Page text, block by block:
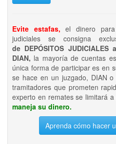
Evite estafas, el dinero
judiciales se consigna
de DEPÓSITOS
DIAN, la mayoría de cuentas
única forma de participar es en
se hace en un juzgado, DIAN
tramitadores que prometen
experto en remates se limitará
maneja su dinero.
Aprenda cómo hacer